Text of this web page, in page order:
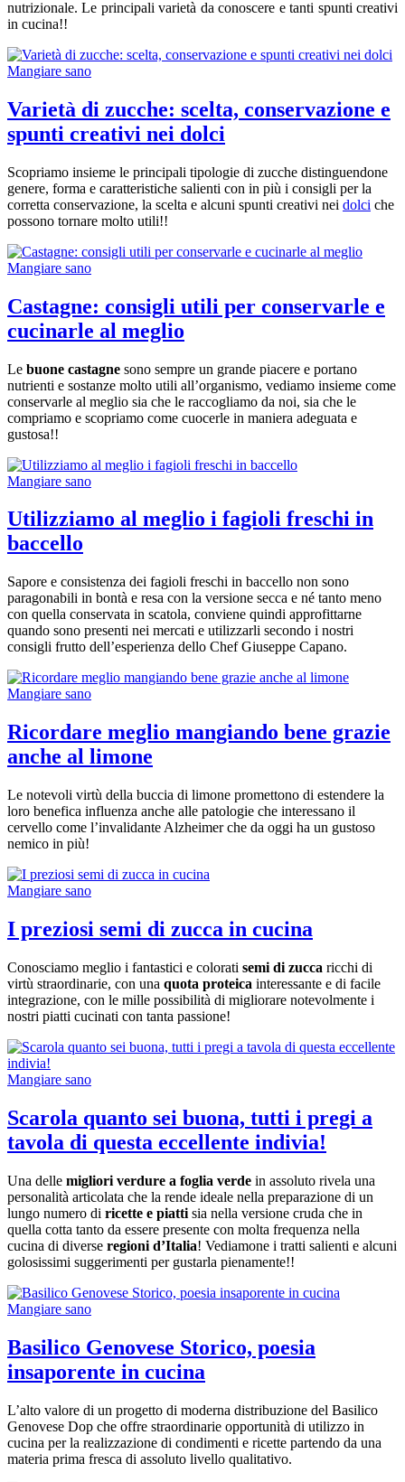
nutrizionale. Le principali varietà da conoscere e tanti spunti creativi
in cucina!!
Mangiare sano
Varietà di zucche: scelta, conservazione e
spunti creativi nei dolci
Scopriamo insieme le principali tipologie di zucche distinguendone
genere, forma e caratteristiche salienti con in più i consigli per la
corretta conservazione, la scelta e alcuni spunti creativi nei dolci che
possono tornare molto utili!!
Mangiare sano
Castagne: consigli utili per conservarle e
cucinarle al meglio
Le buone castagne sono sempre un grande piacere e portano
nutrienti e sostanze molto utili all’organismo, vediamo insieme come
conservarle al meglio sia che le raccogliamo da noi, sia che le
compriamo e scopriamo come cuocerle in maniera adeguata e
gustosa!!
Mangiare sano
Utilizziamo al meglio i fagioli freschi in
baccello
Sapore e consistenza dei fagioli freschi in baccello non sono
paragonabili in bontà e resa con la versione secca e né tanto meno
con quella conservata in scatola, conviene quindi approfittarne
quando sono presenti nei mercati e utilizzarli secondo i nostri
consigli frutto dell’esperienza dello Chef Giuseppe Capano.
Mangiare sano
Ricordare meglio mangiando bene grazie
anche al limone
Le notevoli virtù della buccia di limone promettono di estendere la
loro benefica influenza anche alle patologie che interessano il
cervello come l’invalidante Alzheimer che da oggi ha un gustoso
nemico in più!
Mangiare sano
I preziosi semi di zucca in cucina
Conosciamo meglio i fantastici e colorati semi di zucca ricchi di
virtù straordinarie, con una quota proteica interessante e di facile
integrazione, con le mille possibilità di migliorare notevolmente i
nostri piatti cucinati con tanta passione!
Mangiare sano
Scarola quanto sei buona, tutti i pregi a
tavola di questa eccellente indivia!
Una delle migliori verdure a foglia verde in assoluto rivela una
personalità articolata che la rende ideale nella preparazione di un
lungo numero di ricette e piatti sia nella versione cruda che in
quella cotta tanto da essere presente con molta frequenza nella
cucina di diverse regioni d’Italia! Vediamone i tratti salienti e alcuni
golosissimi suggerimenti per gustarla pienamente!!
Mangiare sano
Basilico Genovese Storico, poesia
insaporente in cucina
L’alto valore di un progetto di moderna distribuzione del Basilico
Genovese Dop che offre straordinarie opportunità di utilizzo in
cucina per la realizzazione di condimenti e ricette partendo da una
materia prima fresca di assoluto livello qualitativo.